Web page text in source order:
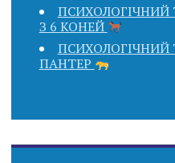
ПСИХОЛОГІЧНИЙ
З 6 КОНЕЙ
ПСИХОЛОГІЧНИЙ
ПАНТЕР